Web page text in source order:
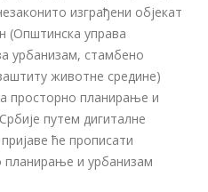
изграђени објекат
(Општинска управа
урбанизам, стамбено
животне средине)
просторно планирање и
путем дигиталне
ће прописати
планирање и урбанизам